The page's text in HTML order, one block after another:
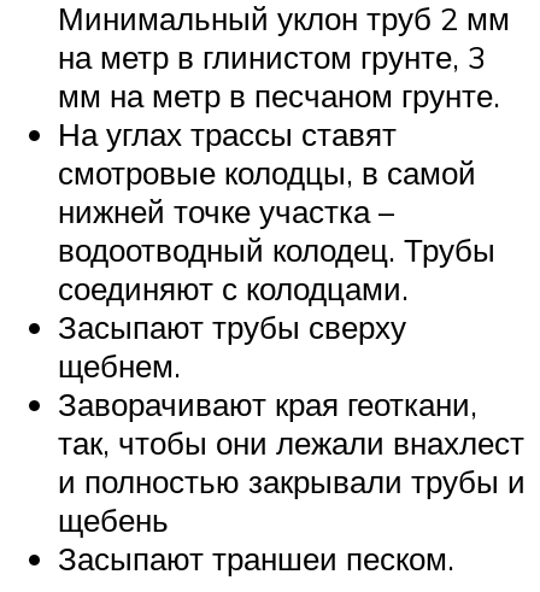
Минимальный уклон труб 2 мм
на метр в глинистом грунте, 3
мм на метр в песчаном грунте.
На углах трассы ставят
смотровые колодцы, в самой
нижней точке участка –
водоотводный колодец. Трубы
соединяют с колодцами.
Засыпают трубы сверху
щебнем.
Заворачивают края геоткани,
так, чтобы они лежали внахлест
и полностью закрывали трубы и
щебень
Засыпают траншеи песком.